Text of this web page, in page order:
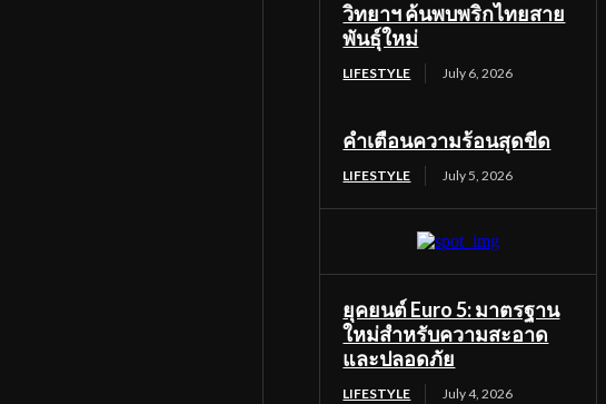
วิทยาฯ ค้นพบพริกไทยสาย
พันธุ์ใหม่
LIFESTYLE July 6, 2026
คำเตือนความร้อนสุดขีด
LIFESTYLE July 5, 2026
ยุคยนต์ Euro 5: มาตรฐาน
ใหม่สำหรับความสะอาด
และปลอดภัย
LIFESTYLE July 4, 2026